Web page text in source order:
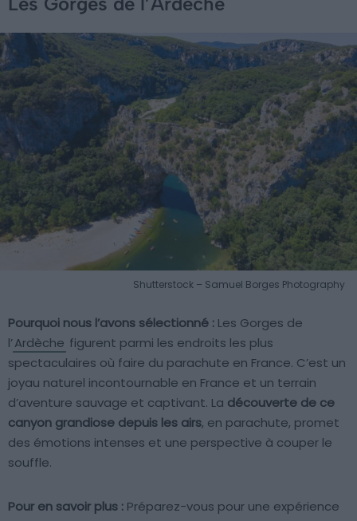
Shutterstock – Samuel Borges Photography
Pourquoi nous l’avons sélectionné : Les Gorges de
l’Ardèche figurent parmi les endroits les plus
spectaculaires où faire du parachute en France. C’est un
joyau naturel incontournable en France et un terrain
d’aventure sauvage et captivant. La découverte de ce
canyon grandiose depuis les airs, en parachute, promet
des émotions intenses et une perspective à couper le
souffle.
Pour en savoir plus : Préparez-vous pour une expérience